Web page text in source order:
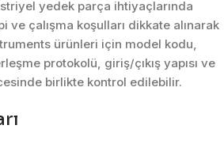
yedek parça ihtiyaçlarında
ve çalışma koşulları dikkate alınarak
ürünleri için model kodu,
protokolü, giriş/çıkış yapısı ve
birlikte kontrol edilebilir.